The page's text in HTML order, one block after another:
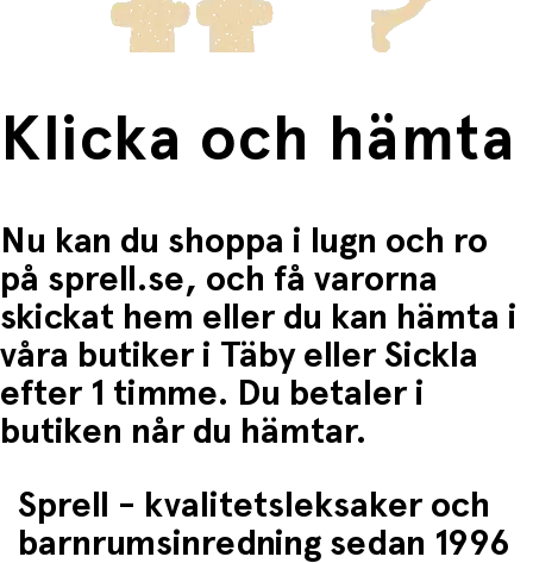
Klicka och hämta
Nu kan du shoppa i lugn och ro
på sprell.se, och få varorna
skickat hem eller du kan hämta i
våra butiker i Täby eller Sickla
efter 1 timme. Du betaler i
butiken når du hämtar.
Sprell - kvalitetsleksaker och
barnrumsinredning sedan 1996